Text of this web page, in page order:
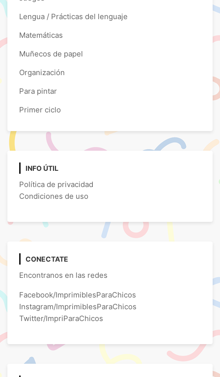
Lengua / Prácticas del lenguaje
Matemáticas
Muñecos de papel
Organización
Para pintar
Primer ciclo
INFO ÚTIL
Política de privacidad
Condiciones de uso
CONECTATE
Encontranos en las redes
Facebook/ImprimiblesParaChicos
Instagram/ImprimiblesParaChicos
Twitter/ImpriParaChicos